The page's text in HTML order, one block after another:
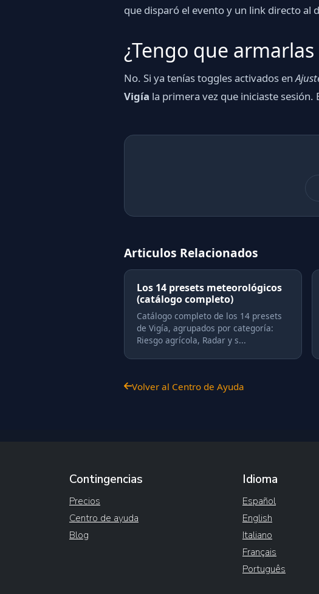
que disparó el evento y un link directo al
¿Tengo que
No. Si ya tenías toggles activados en
Vigía la primera vez que iniciaste sesión.
Articulos Relacionados
Los 14 presets meteorológicos
(catálogo completo)
Catálogo completo de los 14 presets
de Vigía, agrupados por categoría:
Riesgo agrícola, Radar y s...
Volver al Centro de Ayuda
Contingencias
Precios
Centro de ayuda
Blog
Idioma
Español
English
Italiano
Français
Português